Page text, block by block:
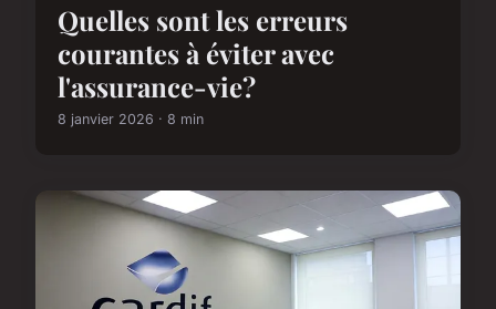
Quelles sont les erreurs
courantes à éviter avec
l'assurance-vie?
8 janvier 2026 · 8 min